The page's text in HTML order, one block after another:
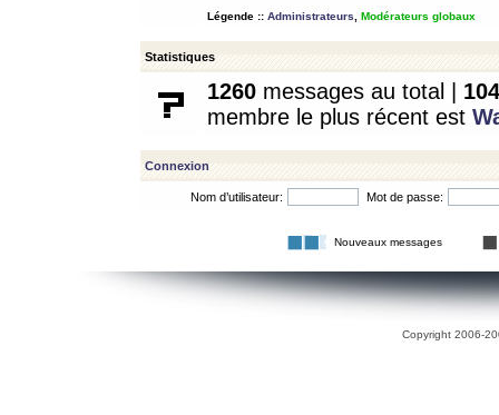
Légende :: Administrateurs Modérateurs globaux
Statistiques
1260 messages au total | 104
membre le plus récent est
Connexion
Nom d’utilisateur: Mot de passe:
Nouveaux messages
Copyright 2006-